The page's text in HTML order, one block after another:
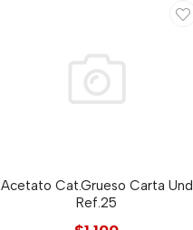
Acetato Cat.Grueso Carta Und
Ref.25